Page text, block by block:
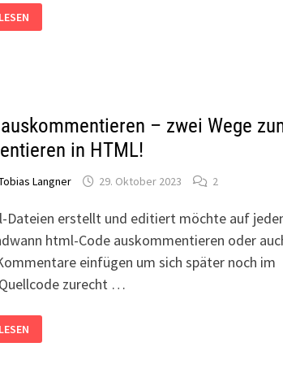
– zwei Wege
in HTML!
Langner 29. Oktober 2023 2
Dateien erstellt und editiert möchte auf
html-Code auskommentieren oder
einfügen um sich später noch im
zurecht …